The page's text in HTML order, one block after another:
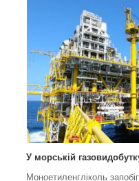
У морській
Моноетиленгліколь